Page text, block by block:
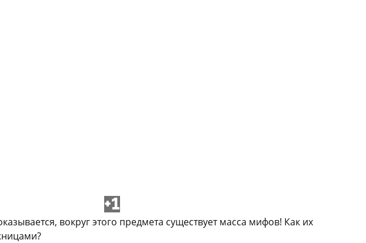
+1
вокруг этого предмета существует масса мифов! Как их